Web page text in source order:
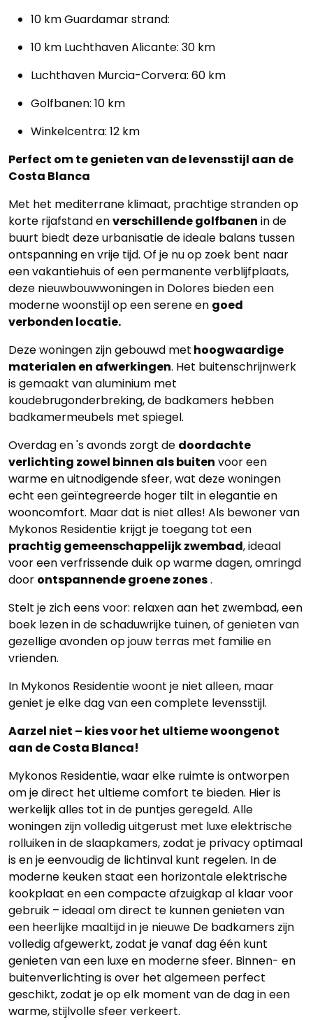
Over
ons
Ons
team
Ons
kantoor
werkwijze
Contacteer
ons
Blog
10 km Guardamar strand:
10 km Luchthaven Alicante: 30 km
Luchthaven Murcia-Corvera: 60 km
Golfbanen: 10 km
Winkelcentra: 12 km
Perfect om te genieten van de levensstijl aan de
Costa Blanca
Met het mediterrane klimaat, prachtige stranden op
korte rijafstand enverschillende golfbanen in de
buurt biedt deze urbanisatie de ideale balans tussen
ontspanning en vrije tijd. Of je nu op zoek bent naar
een vakantiehuis of een permanente verblijfplaats,
deze nieuwbouwwoningen in Dolores bieden een
moderne woonstijl op een serene en goed
verbonden locatie.
Deze woningen zijn gebouwd met hoogwaardige
materialen en afwerkingen. Het buitenschrijnwerk
is gemaakt van aluminium met
koudebrugonderbreking, de badkamers hebben
badkamermeubels met spiegel.
Overdag en 's avonds zorgt de doordachte
verlichting zowel binnen als buiten voor een
warme en uitnodigende sfeer, wat deze woningen
echt een geïntegreerde hoger tilt in elegantie en
wooncomfort. Maar dat is niet alles! Als bewoner van
Mykonos Residentie krijgt je toegang tot een
prachtig gemeenschappelijk zwembad, ideaal
voor een verfrissende duik op warme dagen, omringd
door ontspannende groene zones.
Stelt je zich eens voor: relaxen aan het zwembad, een
boek lezen in de schaduwrijke tuinen, of genieten van
gezellige avonden op jouw terras met familie en
vrienden.
In Mykonos Residentie woont je niet alleen, maar
geniet je elke dag van een complete levensstijl.
Aarzel niet – kies voor het ultieme woongenot
aan de Costa Blanca!
Mykonos Residentie, waar elke ruimte is ontworpen
om je direct het ultieme comfort te bieden. Hier is
werkelijk alles tot in de puntjes geregeld. Alle
woningen zijn volledig uitgerust met luxe elektrische
rolluiken in de slaapkamers, zodat je privacy optimaal
is en je eenvoudig de lichtinval kunt regelen. In de
moderne keuken staat een horizontale elektrische
kookplaat en een compacte afzuigkap al klaar voor
gebruik – ideaal om direct te kunnen genieten van
een heerlijke maaltijd in je nieuwe De badkamers zijn
volledig afgewerkt, zodat je vanaf dag één kunt
genieten van een luxe en moderne sfeer. Binnen- en
buitenverlichting is over het algemeen perfect
geschikt, zodat je op elk moment van de dag in een
warme, stijlvolle sfeer verkeert.